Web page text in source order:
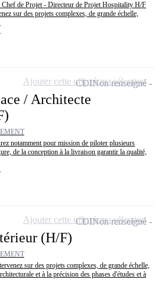
de Projet - Directeur de Projet Hospitality H/F
sur des projets complexes, de grande échelle,
/ Architecte
notamment pour mission de piloter plusieurs
de la conception à la livraison garantir la qualité,
CDINon renseigné
Ajouter cette offre à ma sélection
(H/F)
sur des projets complexes, de grande échelle,
et à la précision des phases d'études et à
CDINon renseigné
Ajouter cette offre à ma sélection